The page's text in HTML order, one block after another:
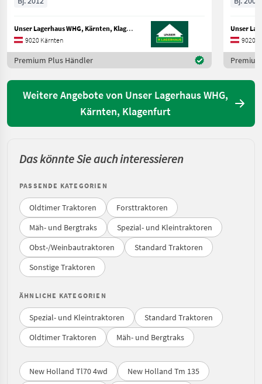
Unser Lagerhaus WHG, Kärnten, Klagenfurt
9020 Kärnten
Premium Plus Händler
9020
Weitere Angebote von Unser Lagerhaus WHG,
Kärnten, Klagenfurt
Das könnte Sie auch interessieren
PASSENDE KATEGORIEN
Oldtimer Traktoren
Forsttraktoren
Mäh- und Bergtraks
Spezial- und Kleintraktoren
Obst-/Weinbautraktoren
Standard Traktoren
Sonstige Traktoren
ÄHNLICHE KATEGORIEN
Spezial- und Kleintraktoren
Standard Traktoren
Oldtimer Traktoren
Mäh- und Bergtraks
New Holland Tl70 4wd
New Holland Tm 135